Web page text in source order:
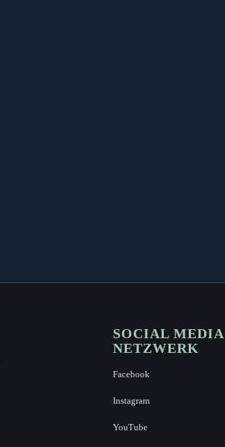
SOCIAL MEDIA
NETZWERK
Facebook
Instagram
YouTube